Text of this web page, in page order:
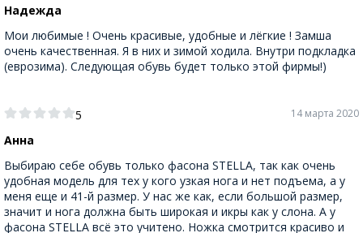
Надежда
Мои любимые ! Очень красивые, удобные и лёгкие ! Замша
очень качественная. Я в них и зимой ходила. Внутри подкладка
(еврозима). Следующая обувь будет только этой фирмы!)
5
Анна
14 марта 2020
Выбираю себе обувь только фасона STELLA, так как очень
удобная модель для тех у кого узкая нога и нет подъема, а у
меня еще и 41-й размер. У нас же как, если большой размер,
значит и нога должна быть широкая и икры как у слона. А у
фасона STELLA всё это учитено. Ножка смотрится красиво и